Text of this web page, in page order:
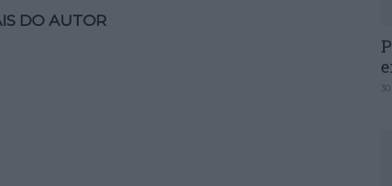
DO AUTOR